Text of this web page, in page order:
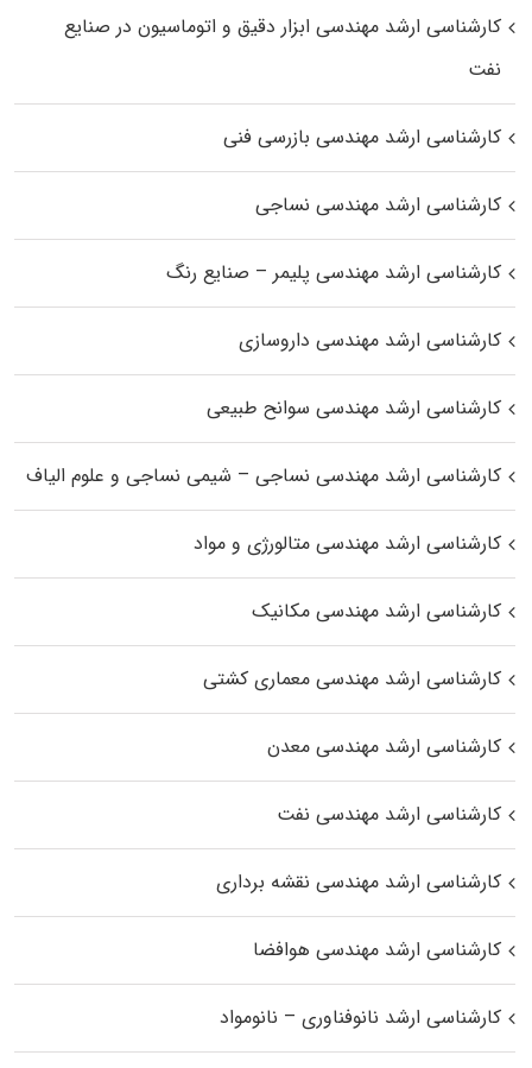
کارشناسی ارشد مهندسی ابزار دقیق و اتوماسیون در صنایع
نفت
کارشناسی ارشد مهندسی بازرسی فنی
کارشناسی ارشد مهندسی نساجی
کارشناسی ارشد مهندسی پلیمر – صنایع رنگ
کارشناسی ارشد مهندسی داروسازی
کارشناسی ارشد مهندسی سوانح طبیعی
کارشناسی ارشد مهندسی نساجی – شیمی نساجی و علوم الیاف
کارشناسی ارشد مهندسی متالورژی و مواد
کارشناسی ارشد مهندسی مکانیک
کارشناسی ارشد مهندسی معماری کشتی
کارشناسی ارشد مهندسی معدن
کارشناسی ارشد مهندسی نفت
کارشناسی ارشد مهندسی نقشه برداری
کارشناسی ارشد مهندسی هوافضا
کارشناسی ارشد نانوفناوری – نانومواد